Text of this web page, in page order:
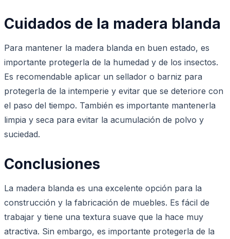
Cuidados de la madera blanda
Para mantener la madera blanda en buen estado, es
importante protegerla de la humedad y de los insectos.
Es recomendable aplicar un sellador o barniz para
protegerla de la intemperie y evitar que se deteriore con
el paso del tiempo. También es importante mantenerla
limpia y seca para evitar la acumulación de polvo y
suciedad.
Conclusiones
La madera blanda es una excelente opción para la
construcción y la fabricación de muebles. Es fácil de
trabajar y tiene una textura suave que la hace muy
atractiva. Sin embargo, es importante protegerla de la